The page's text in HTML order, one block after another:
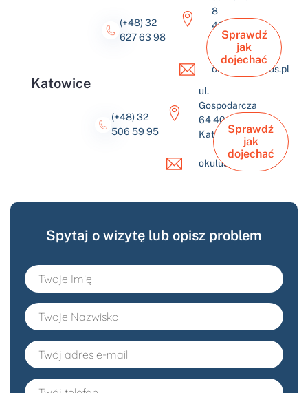
(+48) 32
627 63 98
8
43-600
Jaworzno
okulus@okulus.pl
Sprawdź
jak
dojechać
Katowice
(+48) 32
506 59 95
ul.
Gospodarcza
64 40-432
Katowice
okulus@okulus.pl
Sprawdź
jak
dojechać
Spytaj o wizytę lub opisz problem